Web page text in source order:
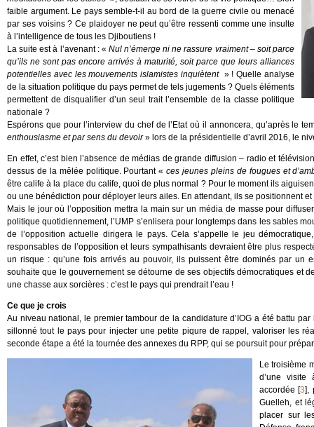
faible argument. Le pays semble-t-il au bord de la guerre civile ou menacé
par ses voisins ? Ce plaidoyer ne peut qu’être ressenti comme une insulte
à l’intelligence de tous les Djiboutiens !
La suite est à l’avenant : « Nul n’émerge ni ne rassure vraiment – soit parce
qu’ils ne sont pas encore arrivés à maturité, soit parce que leurs alliances
potentielles avec les mouvements islamistes inquiètent » ! Quelle analyse
de la situation politique du pays permet de tels jugements ? Quels éléments
permettent de disqualifier d’un seul trait l’ensemble de la classe politique
nationale ?
Espérons que pour l’interview du chef de l’Etat où il annoncera, qu’après le
enthousiasme et par sens du devoir» lors de la présidentielle d’avril 2016, le
En effet, c’est bien l’absence de médias de grande diffusion – radio et
dessus de la mêlée politique. Pourtant «ces jeunes pleins de fougues et
être calife à la place du calife, quoi de plus normal ? Pour le moment ils
ou une bénédiction pour déployer leurs ailes. En attendant, ils se positionnent
Mais le jour où l’opposition mettra la main sur un média de masse pour
politique quotidiennement, l’UMP s’enlisera pour longtemps dans les sables
de l’opposition actuelle dirigera le pays. Cela s’appelle le jeu
responsables de l’opposition et leurs sympathisants devraient être plus
un risque : qu’une fois arrivés au pouvoir, ils puissent être dominés par
souhaite que le gouvernement se détourne de ses objectifs démocratiques et
une chasse aux sorcières : c’est le pays qui prendrait l’eau !
Ce que je crois
Au niveau national, le premier tambour de la candidature d’IOG a été battu
sillonné tout le pays pour injecter une petite piqure de rappel, valoriser les
seconde étape a été la tournée des annexes du RPP, qui se poursuit pour
Le troisième
d’une visite
accordée [3],
Guelleh, et
placer sur